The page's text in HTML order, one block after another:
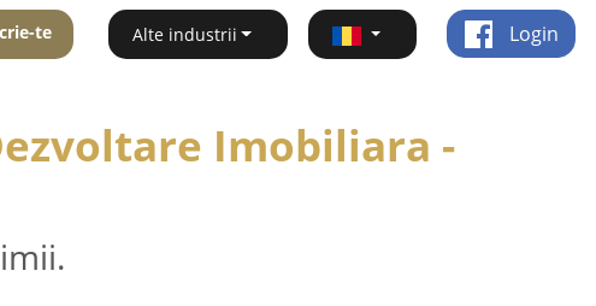
te Alte industrii Login
Imobiliara -